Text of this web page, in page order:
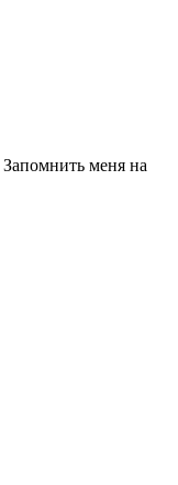
Запомнить меня на